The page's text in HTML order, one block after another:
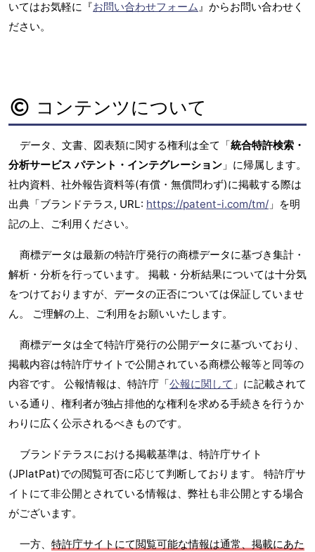
いてはお気軽に『お問い合わせフォーム 』からお問い合わせく
ださい。
コンテンツについて
データ、文書、図表類に関する権利は全て「統合特許検索・
分析サービス パテント・インテグレーション 」に帰属します。
社内資料、社外報告資料等(有償・無償問わず)に掲載する際は
出典「ブランドテラス, URL: https://patent-i.com/tm/ 」を明
記の上、ご利用ください。
商標データは最新の特許庁発行の商標データに基づき集計・
解析・分析を行っています。 掲載・分析結果については十分気
をつけておりますが、データの正否については保証していませ
ん。 ご理解の上、ご利用をお願いいたします。
商標データは全て特許庁発行の公開データに基づいており、
掲載内容は特許庁サイトで公開されている商標公報等と同等の
内容です。 公報情報は、特許庁「公報に関して 」に記載されて
いる通り、権利者が独占排他的な権利を求める手続きを行うか
わりに広く公示されるべきものです。
ブランドテラスにおける掲載基準は、特許庁サイト
(JPlatPat)での閲覧可否に応じて判断しております。 特許庁サ
イトにて非公開とされている情報は、弊社も非公開とする場合
がございます。
一方、 特許庁サイトにて閲覧可能な情報は通常、掲載にあた